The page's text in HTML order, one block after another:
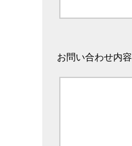
お問い合わせ内容